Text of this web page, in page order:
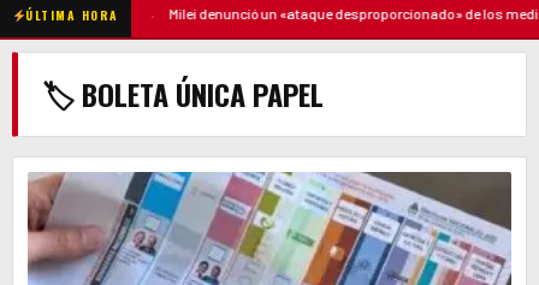
ÚLTIMA HORA
contra la madre Milei denunció un «ataque desproporcionado» de los
🏷 BOLETA ÚNICA PAPEL